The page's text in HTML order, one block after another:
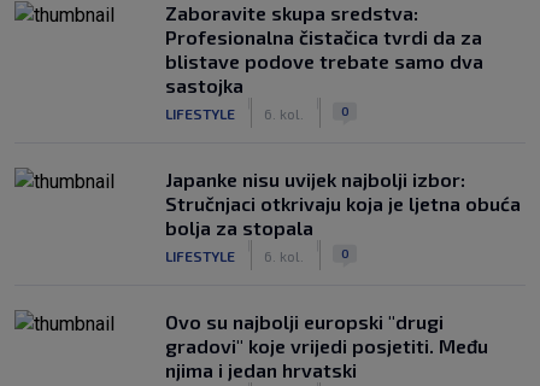
Zaboravite skupa sredstva:
Profesionalna čistačica tvrdi da za
blistave podove trebate samo dva
sastojka
LIFESTYLE 6. kol. 0
Japanke nisu uvijek najbolji izbor:
Stručnjaci otkrivaju koja je ljetna obuća
bolja za stopala
LIFESTYLE 6. kol. 0
Ovo su najbolji europski "drugi
gradovi" koje vrijedi posjetiti. Među
njima i jedan hrvatski